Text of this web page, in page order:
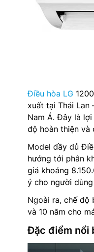
Điều hòa LG
xuất tại Thái Lan
Nam Á. Đây là
độ hoàn thiện và
Model đầy đủ
hướng tới phân
giá khoảng
ý cho người
Ngoài ra, chế độ
và 10 năm cho
Đặc điểm nổi